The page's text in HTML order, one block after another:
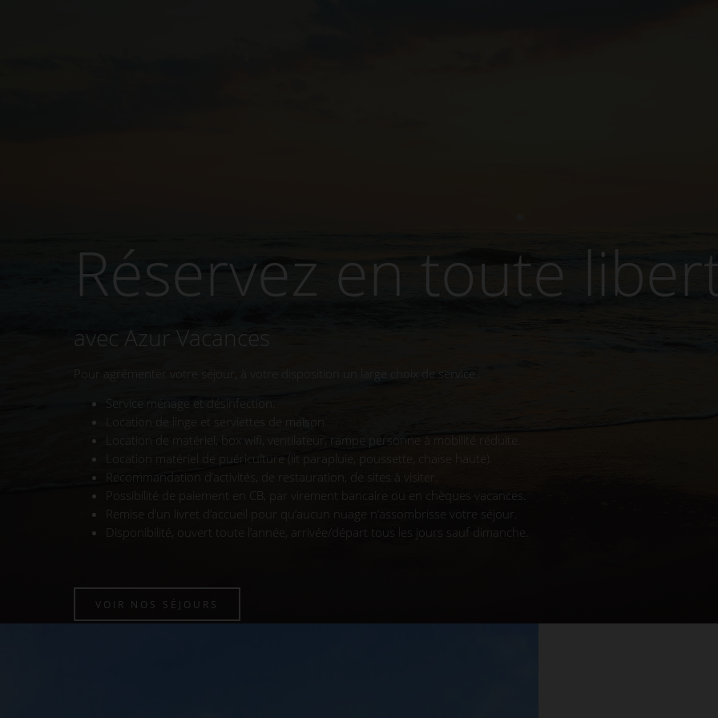
Réservez en toute
avec Azur Vacances
Pour agrémenter votre séjour, à votre disposition un large choix de service :
Service ménage et désinfection.
Location de linge et serviettes de maison.
Location de matériel, box wifi, ventilateur, rampe personne à mobilité réduite.
Location matériel de puériculture (lit parapluie, poussette, chaise haute).
Recommandation d’activités, de restauration, de sites à visiter.
Possibilité de paiement en CB, par virement bancaire ou en chèques vacances.
Remise d’un livret d’accueil pour qu’aucun nuage n’assombrisse votre séjour.
Disponibilité, ouvert toute l’année, arrivée/départ tous les jours sauf dimanche.
VOIR NOS SÉJOURS